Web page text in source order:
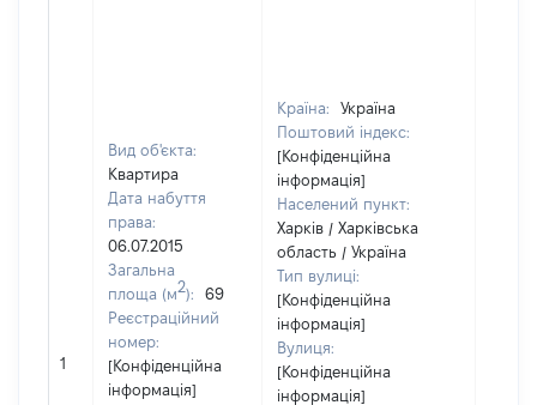
1
Вид об'єкта:
Квартира
Дата набуття
права:
06.07.2015
Загальна
площа (м2):
69
Реєстраційний
номер:
[Конфіденційна
інформація]
Країна:
Україна
Поштовий індекс:
[Конфіденційна
інформація]
Населений пункт:
Харків / Харківська
область / Україна
Тип вулиці:
[Конфіденційна
інформація]
Вулиця:
[Конфіденційна
інформація]